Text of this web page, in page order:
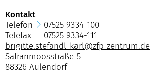
Kontakt
Telefon
07525 9334-100
Telefax 07525 9334-111
brigitte.stefandl-karl@zfp-zentrum.de
Safranmoosstraße 5
88326 Aulendorf